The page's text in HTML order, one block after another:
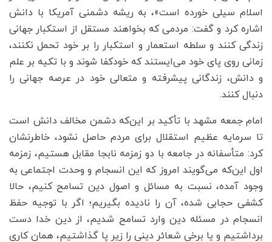
اسلام سیلی خورده است»، به ریشه دشمنی آمریکا با دانش
اشاره کرد و گفت: مردمی که بخواهند مستقل از استکبار جهانی
زندگی کنند و سلطه استعمار و استکبار را بر خود تحمل نکنند،
زمانی روی پای خود می‌ایستند که خودکفا شوند و با تکیه بر علم
و دانش، زندگانی پیشرفته و متعالی خود در عرصه جهانی را
دنبال کنند.
امام جمعه مشهد با تأکید بر این‌که دشمن مخالف دانش است
تا سرمایه عظیم استقلال برای مردم حاصل نشود، خاطرنشان
کرد: متأسفانه در جامعه با دو زمزمه نابجا مقابل هستیم، زمزمه
اول این‌که می‌گویند امروز که این انسجام و وحدت اجتماعی به
وجود آمده، نسبت به مسائل و اصول دین تسامح کنیم، حالا
کشفی حجابی شده، آن را نادیده بگیریم؛ اگر با توجیه حفظ
انسجام در مسئله دین وارد تسامح شدیم، از دین خدا دست
برداشتیم و یا برخی شعائر دینی را زیر پا گذاشتیم، همان کاری